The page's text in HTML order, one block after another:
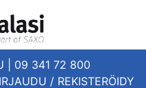
| 09 341 72 800
/ REKISTERÖIDY